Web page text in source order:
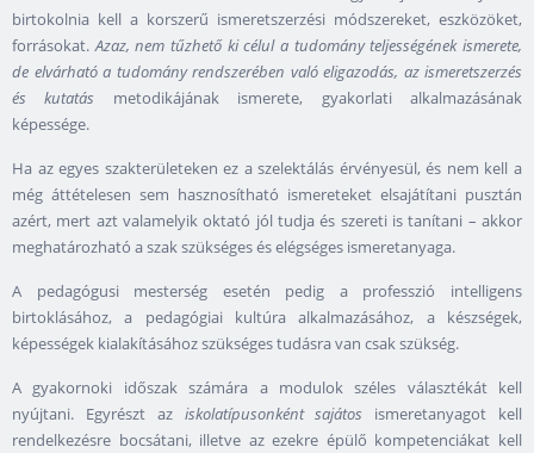
birtokolnia kell a korszerű ismeretszerzési módszereket, eszközöket,
forrásokat.Azaz, nem tűzhető ki célul a tudomány teljességének ismerete,
de elvárható a tudomány rendszerében való eligazodás, az ismeretszerzés
és kutatás metodikájának ismerete, gyakorlati alkalmazásának
képessége.
Ha az egyes szakterületeken ez a szelektálás érvényesül, és nem kell a
még áttételesen sem hasznosítható ismereteket elsajátítani pusztán
azért, mert azt valamelyik oktató jól tudja és szereti is tanítani – akkor
meghatározható a szak szükséges és elégséges ismeretanyaga.
A pedagógusi mesterség esetén pedig a professzió intelligens
birtoklásához, a pedagógiai kultúra alkalmazásához, a készségek,
képességek kialakításához szükséges tudásra van csak szükség.
A gyakornoki időszak számára a modulok széles választékát kell
nyújtani. Egyrészt az iskolatípusonként sajátos ismeretanyagot kell
rendelkezésre bocsátani, illetve az ezekre épülő kompetenciákat kell